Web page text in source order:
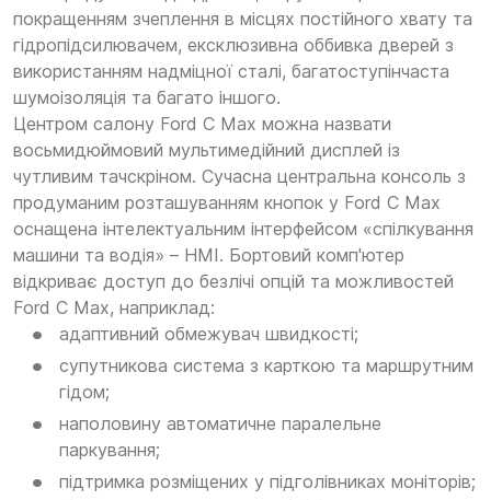
покращенням зчеплення в місцях постійного хвату та
гідропідсилювачем, ексклюзивна оббивка дверей з
використанням надміцної сталі, багатоступінчаста
шумоізоляція та багато іншого.
Центром салону Ford C Max можна назвати
восьмидюймовий мультимедійний дисплей із
чутливим тачскріном. Сучасна центральна консоль з
продуманим розташуванням кнопок у Ford C Max
оснащена інтелектуальним інтерфейсом «спілкування
машини та водія» – HMI. Бортовий комп'ютер
відкриває доступ до безлічі опцій та можливостей
Ford C Max, наприклад:
адаптивний обмежувач швидкості;
супутникова система з карткою та маршрутним
гідом;
наполовину автоматичне паралельне
паркування;
підтримка розміщених у підголівниках моніторів;